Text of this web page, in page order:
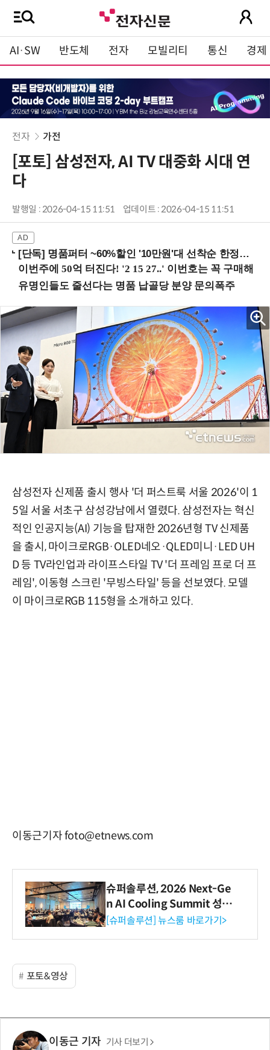
AI·SW 반도체 전자 모빌리티 통신 경제
전자 가전
[포토] 삼성전자, AI TV 대중화 시대 연
다
발행일 : 2026-04-15 11:51 업데이트 : 2026-04-15 11:51
[단독] 명품퍼터 ~60%할인 '10만원'대 선착순 한정판매!
삼성전자 신제품 출시 행사 '더 퍼스트룩 서울 2026'이 1
5일 서울 서초구 삼성강남에서 열렸다. 삼성전자는 혁신
적인 인공지능(AI) 기능을 탑재한 2026년형 TV 신제품
을 출시, 마이크로RGB·OLED네오·QLED미니·LED UH
D 등 TV라인업과 라이프스타일 TV '더 프레임 프로 더 프
레임', 이동형 스크린 '무빙스타일' 등을 선보였다. 모델
이 마이크로RGB 115형을 소개하고 있다.
이동근기자 foto@etnews.com
슈퍼솔루션, 2026 Next-Ge
n AI Cooling Summit 성황
리 성료
[슈퍼솔루션] 뉴스룸 바로가기>
포토&영상
이동근 기자 기사 더보기